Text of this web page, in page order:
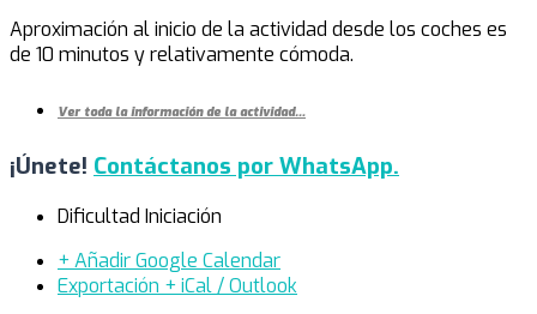
Aproximación al inicio de la actividad desde los coches es
de 10 minutos y relativamente cómoda.
Ver toda la información de la actividad…
¡Únete! Contáctanos por WhatsApp.
Dificultad Iniciación
+ Añadir Google Calendar
Exportación + iCal / Outlook